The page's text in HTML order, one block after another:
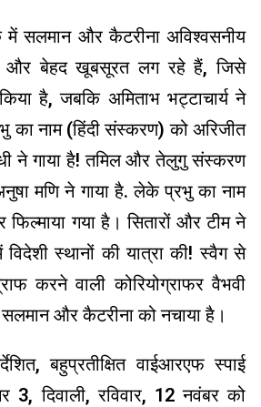
सलमान और कैटरीना अविश्वसनीय
और बेहद खूबसूरत लग रहे हैं, जिसे
है, जबकि अमिताभ भट्टाचार्य ने
का नाम (हिंदी संस्करण) को अरिजीत
ने गाया है! तमिल और तेलुगु संस्करण
मणि ने गाया है. लेके प्रभु का नाम
गया है। सितारों और टीम ने
विदेशी स्थानों की यात्रा की! स्वैग से
करने वाली कोरियोग्राफर वैभवी
और कैटरीना को नचाया है।
बहुप्रतीक्षित वाईआरएफ स्पाई
3, दिवाली, रविवार, 12 नवंबर को